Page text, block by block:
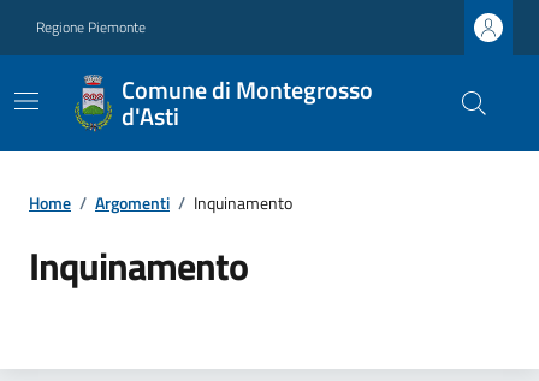
Regione Piemonte
Comune di Montegrosso
d'Asti
Home / Argomenti / Inquinamento
Inquinamento